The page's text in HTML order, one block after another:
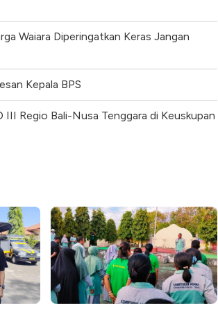
Waiara Diperingatkan Keras Jangan
Kepala BPS
III Regio Bali-Nusa Tenggara di Keuskupan